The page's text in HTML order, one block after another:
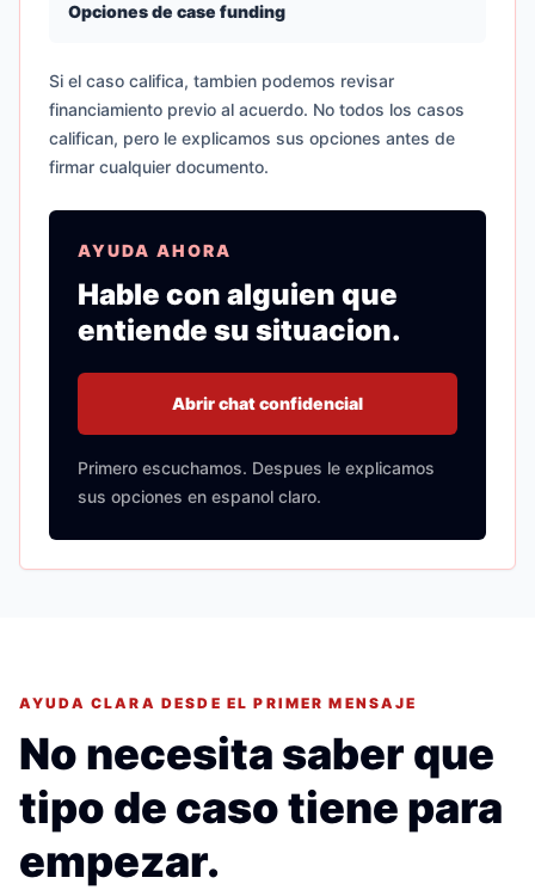
Opciones de case funding
Si el caso califica, tambien podemos revisar
financiamiento previo al acuerdo. No todos los casos
califican, pero le explicamos sus opciones antes de
firmar cualquier documento.
AYUDA AHORA
Hable con alguien que
entiende su situacion.
Abrir chat confidencial
Primero escuchamos. Despues le explicamos
sus opciones en espanol claro.
AYUDA CLARA DESDE EL PRIMER MENSAJE
No necesita saber que
tipo de caso tiene para
empezar.